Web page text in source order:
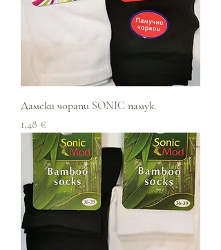
Дамски чорапи SONIC памук.
Цена
1,48 €